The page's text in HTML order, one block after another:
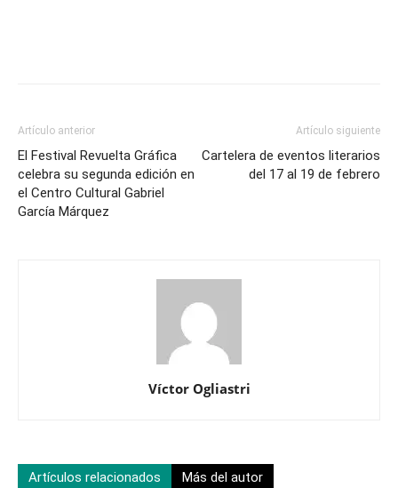
Artículo anterior
El Festival Revuelta Gráfica
celebra su segunda edición en
el Centro Cultural Gabriel
García Márquez
Artículo siguiente
Cartelera de eventos literarios
del 17 al 19 de febrero
Víctor Ogliastri
Artículos relacionados Más del autor